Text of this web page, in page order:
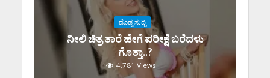
ದೊಡ್ಡ ಸುದ್ದಿ
ನೀಲಿ ಚಿತ್ರ ತಾರೆ ಹೇಗೆ ಪರೀಕ್ಷೆ ಬರೆದಳು
ಗೊತ್ತಾ..?
4,781 Views